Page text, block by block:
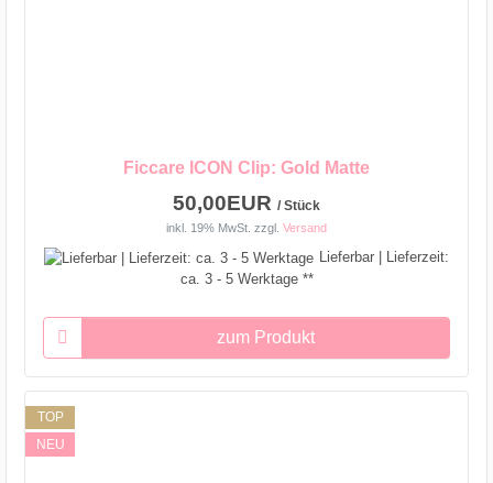
Ficcare ICON Clip: Gold Matte
50,00EUR / Stück
inkl. 19% MwSt. zzgl. Versand
Lieferbar | Lieferzeit:
ca. 3 - 5 Werktage **
zum Produkt
TOP
NEU